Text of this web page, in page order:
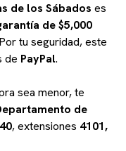
de los Sábados es
de $5,000
tu seguridad, este
de PayPal.
sea menor, te
de
, extensiones 4101,